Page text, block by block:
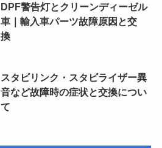
DPF警告灯とクリーンディーゼル
車｜輸入車パーツ故障原因と交
換
スタビリンク・スタビライザー異
音など故障時の症状と交換につい
て